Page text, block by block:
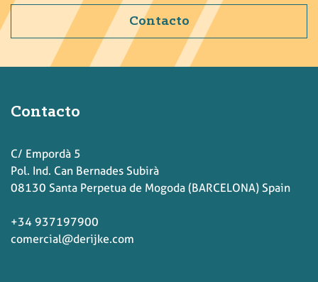
Contacto
Contacto
C/ Empordà 5
Pol. Ind. Can Bernades Subirà
08130 Santa Perpetua de Mogoda (BARCELONA) Spain
+34 937197900
comercial@derijke.com